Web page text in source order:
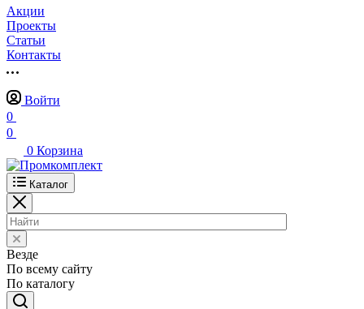
Акции
Проекты
Статьи
Контакты
Войти
0
0
0 Корзина
Каталог
Везде
По всему сайту
По каталогу